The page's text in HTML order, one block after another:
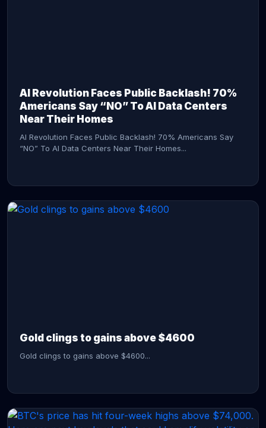
AI Revolution Faces Public Backlash! 70%
Americans Say “NO” To AI Data Centers
Near Their Homes
AI Revolution Faces Public Backlash! 70% Americans Say
“NO” To AI Data Centers Near Their Homes...
Gold clings to gains above $4600
Gold clings to gains above $4600...